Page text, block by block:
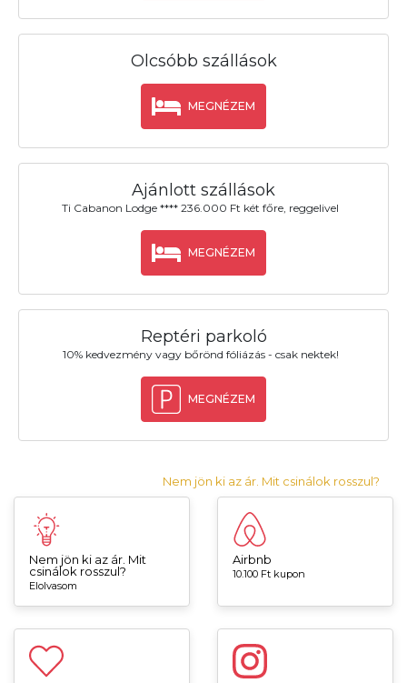
Olcsóbb szállások
MEGNÉZEM
Ajánlott szállások
Ti Cabanon Lodge **** 236.000 Ft két főre, reggelivel
MEGNÉZEM
Reptéri parkoló
10% kedvezmény vagy bőrönd fóliázás - csak nektek!
MEGNÉZEM
Nem jön ki az ár. Mit csinálok rosszul?
Nem jön ki az ár. Mit
csinálok rosszul?
Elolvasom
Airbnb
10.100 Ft kupon